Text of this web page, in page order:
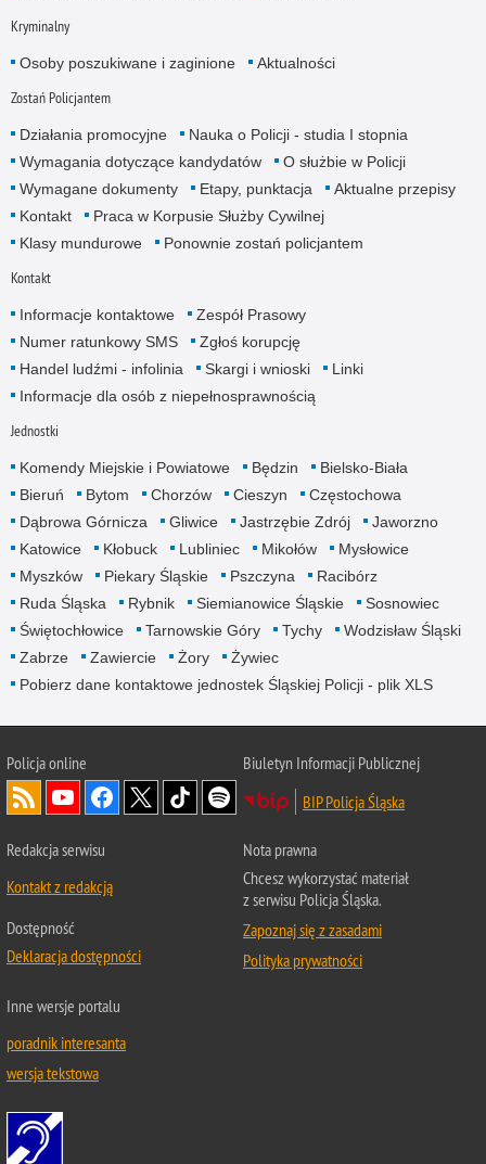
Kryminalny
Osoby poszukiwane i zaginione Aktualności
Zostań Policjantem
Działania promocyjne
Nauka o Policji - studia I stopnia
Wymagania dotyczące kandydatów
O służbie w Policji
Wymagane dokumenty
Etapy, punktacja
Aktualne przepisy
Kontakt
Praca w Korpusie Służby Cywilnej
Klasy mundurowe
Ponownie zostań policjantem
Kontakt
Informacje kontaktowe
Zespół Prasowy
Numer ratunkowy SMS
Zgłoś korupcję
Handel ludźmi - infolinia
Skargi i wnioski
Linki
Informacje dla osób z niepełnosprawnością
Jednostki
Komendy Miejskie i Powiatowe Będzin
Bielsko-Biała
Bieruń
Bytom Chorzów Cieszyn
Częstochowa
Dąbrowa Górnicza
Gliwice Jastrzębie Zdrój
Jaworzno
Katowice
Kłobuck Lubliniec Mikołów
Mysłowice
Myszków
Piekary Śląskie Pszczyna
Racibórz
Ruda Śląska
Rybnik Siemianowice Śląskie
Sosnowiec
Świętochłowice
Tarnowskie Góry Tychy
Wodzisław Śląski
Zabrze
Zawiercie Żory
Żywiec
Pobierz dane kontaktowe jednostek Śląskiej Policji - plik XLS
Policja online
Biuletyn Informacji Publicznej
BIP Policja Śląska
Redakcja serwisu
Kontakt z redakcją
Dostępność
Deklaracja dostępności
Nota prawna
Chcesz wykorzystać materiał
z serwisu Policja Śląska.
Zapoznaj się z zasadami
Polityka prywatności
Inne wersje portalu
poradnik interesanta
wersja tekstowa